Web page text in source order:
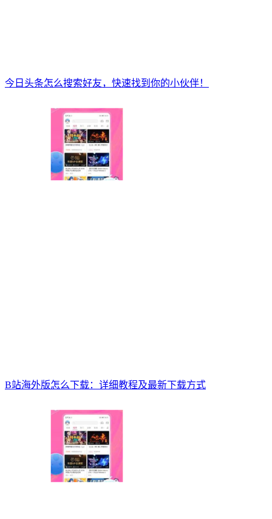
今日头条怎么搜索好友，快速找到你的小伙伴！
B站海外版怎么下载：详细教程及最新下载方式